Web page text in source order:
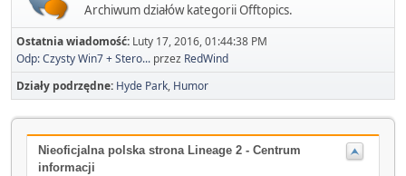
Archiwum działów kategorii Offtopics.
Ostatnia wiadomość: Luty 17, 2016, 01:44:38 PM
Odp: Czysty Win7 + Stero... przez RedWind
Działy podrzędne Hyde Park Humor
Nieoficjalna polska strona Lineage 2 - Centrum
informacji